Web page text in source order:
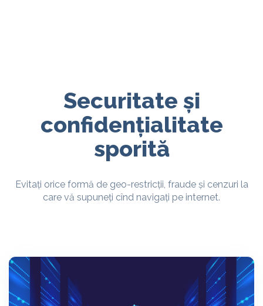
Securitate și
confidențialitate
sporită
Evitați orice formă de geo-restricții, fraude și cenzuri la
care vă supuneți cînd navigați pe internet.